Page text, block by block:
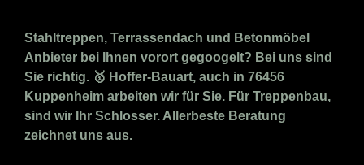
Stahltreppen, Terrassendach und Betonmöbel
Anbieter bei Ihnen vorort gegoogelt? Bei uns sind
Sie richtig. 🥇 Hoffer-Bauart, auch in 76456
Kuppenheim arbeiten wir für Sie. Für Treppenbau,
sind wir Ihr Schlosser. Allerbeste Beratung
zeichnet uns aus.